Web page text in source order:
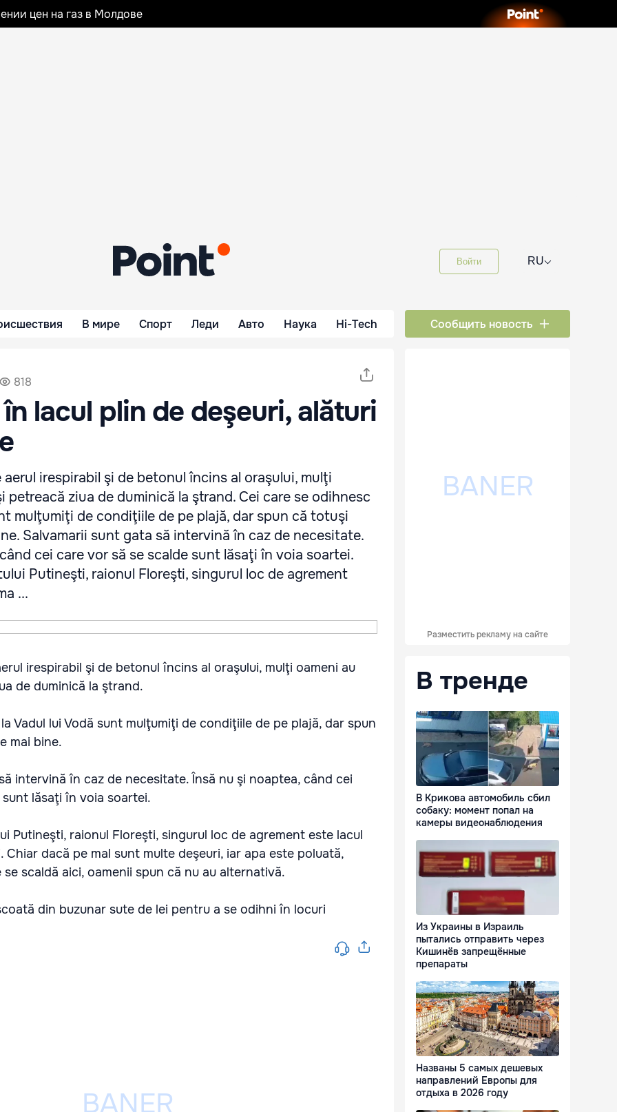
цен на газ в Молдове
Войти RU⌵
В мире Спорт Леди Авто Наука Hi-Tech Сообщить новость
818
lacul plin de deşeuri, alături
irespirabil şi de betonul încins al oraşului, mulţi
petreacă ziua de duminică la ştrand. Cei care se odihnesc
mulţumiţi de condiţiile de pe plajă, dar spun că totuşi
Salvamarii sunt gata să intervină în caz de necesitate.
cei care vor să se scalde sunt lăsaţi în voia soartei.
Putineşti, raionul Floreşti, singurul loc de agrement
...
irespirabil şi de betonul încins al oraşului, mulţi oameni au
de duminică la ştrand.
Vadul lui Vodă sunt mulţumiţi de condiţiile de pe plajă, dar spun
mai bine.
intervină în caz de necesitate. Însă nu şi noaptea, când cei
lăsaţi în voia soartei.
Putineşti, raionul Floreşti, singurul loc de agrement este lacul
dacă pe mal sunt multe deşeuri, iar apa este poluată,
scaldă aici, oamenii spun că nu au alternativă.
din buzunar sute de lei pentru a se odihni în locuri
Разместить рекламу на сайте
В тренде
В Крикова автомобиль сбил
собаку: момент попал на
камеры видеонаблюдения
Из Украины в Израиль
пытались отправить через
Кишинёв запрещённые
препараты
Названы 5 самых дешевых
направлений Европы для
отдыха в 2026 году